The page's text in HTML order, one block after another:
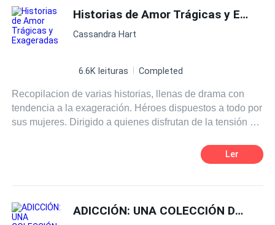
reconstituidas, hasta folladas en público, gangbangs y
dominación implacable, estas historias no se cortan un
pelo. Encontrarás chicas inocentes arruinadas, zorras
de rol sucios e incluso una muestra del calor entre
gráfica y descaradamente obscena, escrita con detalles
nítidos que te permiten ver, oír y sentir cada embestida,
cada bofetada y cada gemido. Ya sea siendo
desconocidos o castigada hasta suplicar por más, esta
colección está diseñada para llevar tu imaginación al
Triángulo Amoroso Relación en la Oficina Historias de Amor Trágicas y Exageradas
Cassandra Hart
6.6K leituras Completed
Recopilacion de varias historias, llenas de drama con
tendencia a la exageración. Héroes dispuestos a todo por
sus mujeres. Dirigido a quienes disfrutan de la tensión y
Ler
ADICCIÓN: UNA COLECCIÓN DE HISTORIAS CORTAS